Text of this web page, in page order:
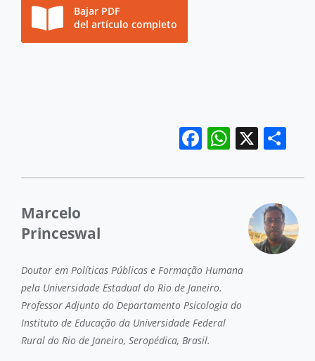
Bajar PDF
del artículo completo
Facebook
X
Marcelo
Princeswal
Doutor em Políticas Públicas e Formação Humana
pela Universidade Estadual do Rio de Janeiro.
Professor Adjunto do Departamento Psicologia do
Instituto de Educação da Universidade Federal
Rural do Rio de Janeiro, Seropédica, Brasil.